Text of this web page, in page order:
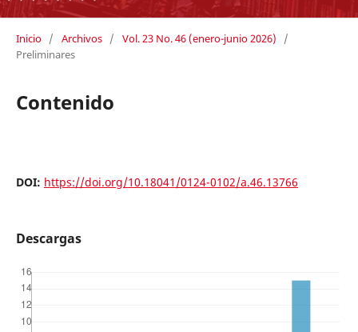
Inicio / Archivos / Vol. 23 No. 46 (enero-junio 2026)
/
Preliminares
Contenido
DOI: https://doi.org/10.18041/0124-0102/a.46.13766
Descargas